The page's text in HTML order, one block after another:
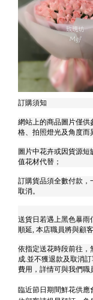
訂購須知
網站上的商品圖片僅供
格、拍照燈光及角度而
圖片中花卉或因貨源
值花材代替；
訂購貨品須全數付款，
取消。
送貨日若遇上黑色暴雨
順延, 本店職員將與顧
依指定送花時段前往，
成.並不獲退款及取消
費用，詳情可與我們職
臨近節日期間鮮花供